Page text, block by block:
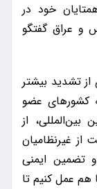
خود در
و عراق گفتگو
تشدید بیشتر
کشورهای عضو
از
از غیرنظامیان
و تضمین ایمنی
هم عمل کنیم تا